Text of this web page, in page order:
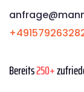
Bereits250+